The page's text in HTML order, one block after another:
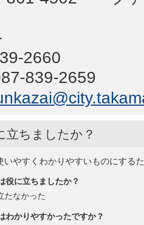
2660
839-2659
立ちましたか？
いやすくわかりやすいものにする
役に立ちましたか？
たなかった
わかりやすかったですか？